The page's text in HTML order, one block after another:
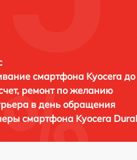
смартфона Kyocera до
ремонт по желанию
в день обращения
смартфона Kyocera